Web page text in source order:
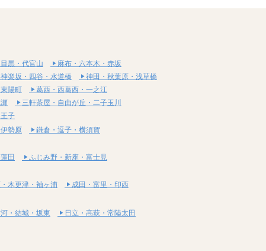
黒・代官山
麻布・六本木・赤坂
楽坂・四谷・水道橋
神田・秋葉原・浅草橋
陽町
葛西・西葛西・一之江
三軒茶屋・自由が丘・二子玉川
子
勢原
鎌倉・逗子・横須賀
田
ふじみ野・新座・富士見
木更津・袖ヶ浦
成田・富里・印西
・結城・坂東
日立・高萩・常陸太田